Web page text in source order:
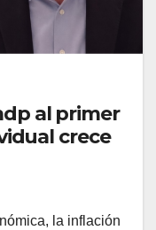
al primer
crece
la inflación